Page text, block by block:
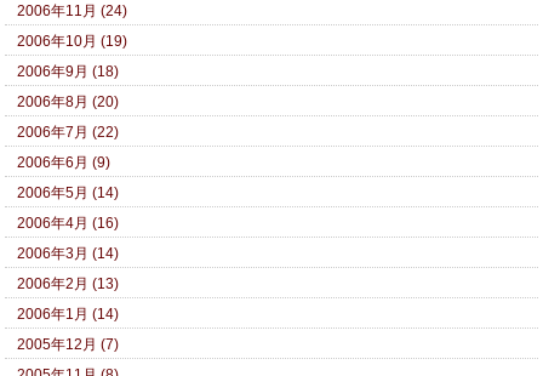
2006年11月 (24)
2006年10月 (19)
2006年9月 (18)
2006年8月 (20)
2006年7月 (22)
2006年6月 (9)
2006年5月 (14)
2006年4月 (16)
2006年3月 (14)
2006年2月 (13)
2006年1月 (14)
2005年12月 (7)